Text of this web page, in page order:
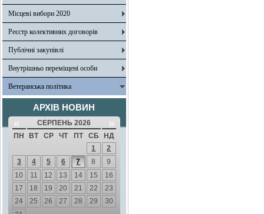
Місцеві вибори 2020
Реєстр колективних договорів
Публічні закупівлі
Внутрішньо переміщені особи
Ветеранська політика
АРХІВ НОВИН
« СЕРПЕНЬ 2026 »
ПН ВТ СР ЧТ ПТ СБ
НД
1
2
3
4 5 6 7 8
9
10
11 12 13 14 15
16
17
18 19 20 21 22
23
24
25 26 27 28 29
30